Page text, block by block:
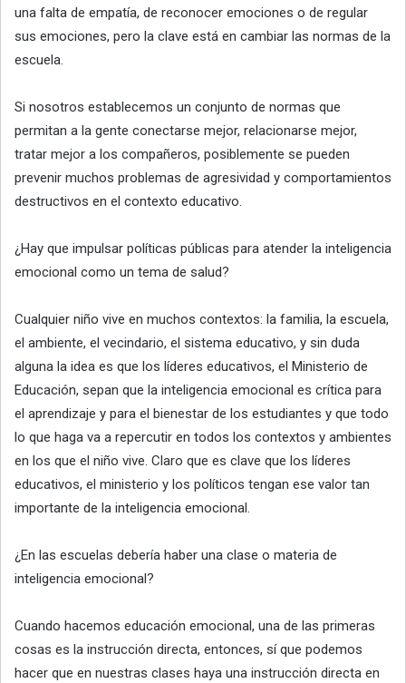
una falta de empatía, de reconocer emociones o de regular
sus emociones, pero la clave está en cambiar las normas de la
escuela.
Si nosotros establecemos un conjunto de normas que
permitan a la gente conectarse mejor, relacionarse mejor,
tratar mejor a los compañeros, posiblemente se pueden
prevenir muchos problemas de agresividad y comportamientos
destructivos en el contexto educativo.
¿Hay que impulsar políticas públicas para atender la inteligencia
emocional como un tema de salud?
Cualquier niño vive en muchos contextos: la familia, la escuela,
el ambiente, el vecindario, el sistema educativo, y sin duda
alguna la idea es que los líderes educativos, el Ministerio de
Educación, sepan que la inteligencia emocional es crítica para
el aprendizaje y para el bienestar de los estudiantes y que todo
lo que haga va a repercutir en todos los contextos y ambientes
en los que el niño vive. Claro que es clave que los líderes
educativos, el ministerio y los políticos tengan ese valor tan
importante de la inteligencia emocional.
¿En las escuelas debería haber una clase o materia de
inteligencia emocional?
Cuando hacemos educación emocional, una de las primeras
cosas es la instrucción directa, entonces, sí que podemos
hacer que en nuestras clases haya una instrucción directa en